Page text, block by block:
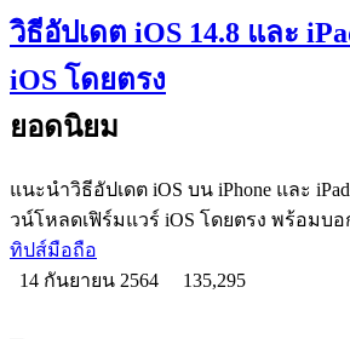
วิธีอัปเดต iOS 14.8 และ
iOS โดยตรง
ยอดนิยม
แนะนำวิธีอัปเดต iOS บน iPhone และ
วน์โหลดเฟิร์มแวร์ iOS โดยตรง พร้อมบ
ทิปส์มือถือ
14 กันยายน 2564
135,295